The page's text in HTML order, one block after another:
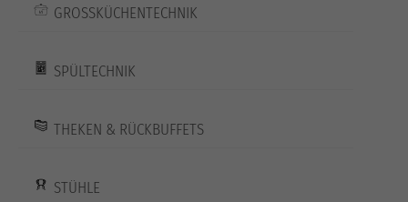
GROSSKÜCHENTECHNIK
SPÜLTECHNIK
THEKEN & RÜCKBUFFETS
STÜHLE